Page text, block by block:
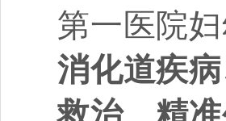
第一医院
消化道疾